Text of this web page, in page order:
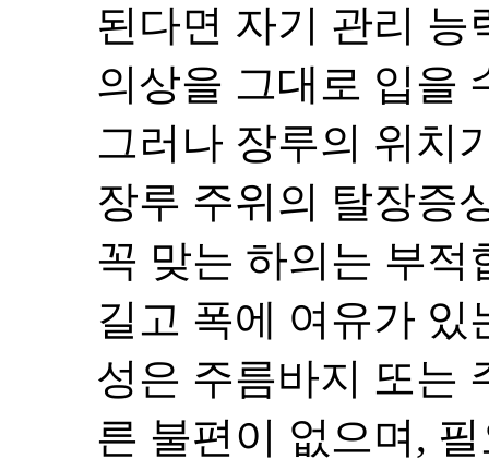
된다면 자기 관리
의상을 그대로 입을
그러나 장루의 위치
장루 주위의 탈장증
꼭 맞는 하의는 부
길고 폭에 여유가
성은 주름바지 또는
른 불편이 없으며,